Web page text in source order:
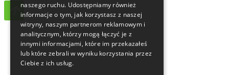
naszego ruchu. Udostępniamy również
informacje o tym, jak korzystasz z naszej
witryny, naszym partnerom reklamowym i
analitycznym, którzy mogą łączyć je z
innymi informacjami, które im przekazałeś
lub które zebrali w wyniku korzystania przez
Ciebie z ich usług.